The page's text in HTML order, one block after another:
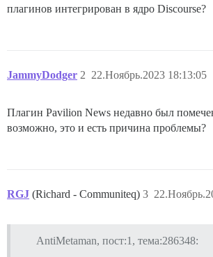
плагинов интегрирован в ядро Discourse?
JammyDodger 22.Ноябрь.2023 18:13:05
2
Плагин Pavilion News недавно был
возможно, это и есть причина проблемы?
RGJ (Richard - Communiteq) 3
AntiMetaman, пост:1, тема:286348: